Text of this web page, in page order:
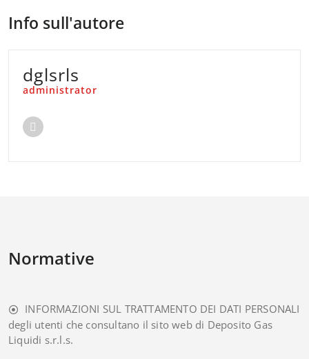
Info sull'autore
dglsrls
administrator
Normative
INFORMAZIONI SUL TRATTAMENTO DEI DATI PERSONALI
degli utenti che consultano il sito web di Deposito Gas
Liquidi s.r.l.s.